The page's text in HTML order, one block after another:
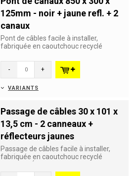
125mm - noir + jaune refl. + 2
canaux
Pont de câbles facile à installer,
fabriquée en caoutchouc recyclé
- +
VARIANTS
Passage de câbles 30 x 101 x
13,5 cm - 2 canneaux +
réflecteurs jaunes
Passage de câbles facile à installer,
fabriquée en caoutchouc recyclé